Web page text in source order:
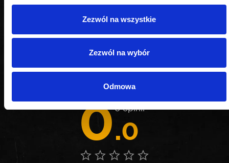
Zezwól na wszystkie
Zezwól na wybór
Odmowa
OPINIE
Nie weryfikujemy opinii czy pochodzą od
produktu lub go kupili.
0.0
0 opinii